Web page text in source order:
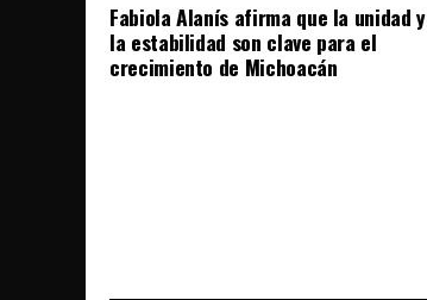
Fabiola Alanís afirma que la unidad y
la estabilidad son clave para el
crecimiento de Michoacán